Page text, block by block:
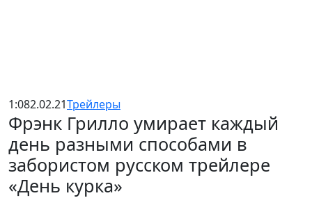
1:082.02.21Трейлеры
Фрэнк Грилло умирает каждый
день разными способами в
забористом русском трейлере
«День курка»